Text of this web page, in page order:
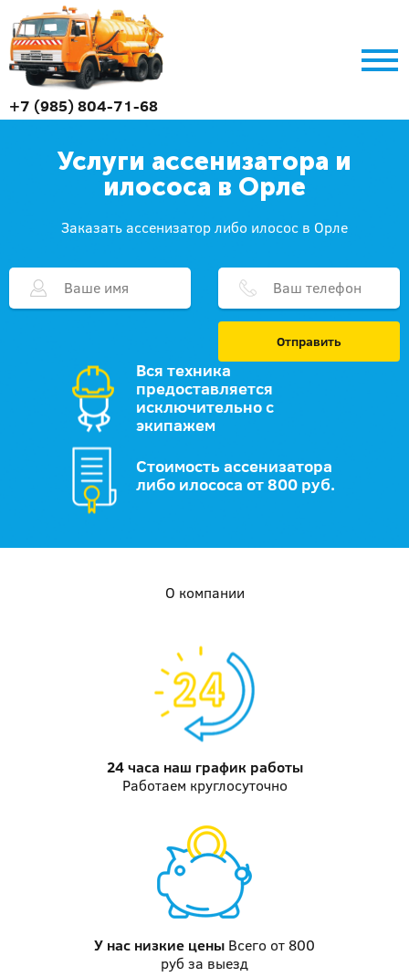
+7 (985) 804-71-68
Услуги ассенизатора и
илососа в Орле
Заказать ассенизатор либо илосос в Орле
Отправить
Вся техника
предоставляется
исключительно с
экипажем
Стоимость ассенизатора
либо илососа от 800 руб.
О компании
24 часа наш график работы
Работаем круглосуточно
У нас низкие цены Всего от 800
руб за выезд